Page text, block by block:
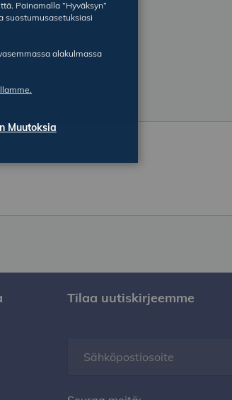
Tilaa uutiskirjeemme
Painamalla ”Hyväksyn”
suostumusasetuksiasi
alakulmassa
Muutoksia